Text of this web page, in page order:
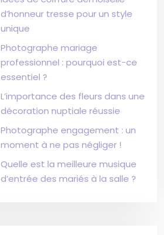
d’honneur tresse pour un style
unique
Photographe mariage
professionnel : pourquoi est-ce
essentiel ?
L’importance des fleurs dans une
décoration nuptiale réussie
Photographe engagement : un
moment à ne pas négliger !
Quelle est la meilleure musique
d’entrée des mariés à la salle ?